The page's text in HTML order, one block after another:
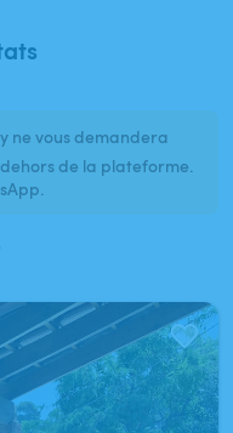
ne vous demandera
de la plateforme.